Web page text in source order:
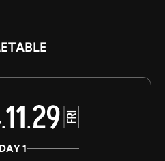
ォームから自身の視聴したセッションを
ます。
1